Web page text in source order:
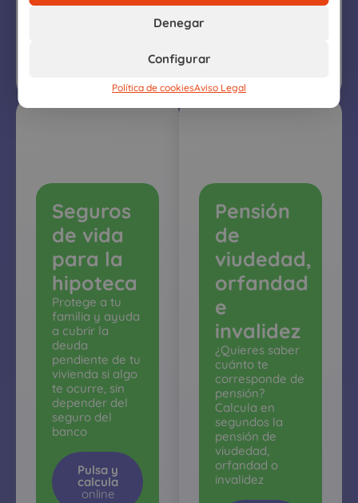
Denegar
Configurar
Política de cookiesAviso Legal
calcula
Seguros
de vida
para la
hipoteca
Protege a tu
familia y ayuda
a cubrir la
deuda
pendiente de tu
vivienda si algo
te ocurre, sin
depender del
seguro del
banco
Pulsa y
calcula
online
Pensión
de
viudedad,
orfandad
e
invalidez
¿Quieres saber
cuánto te
corresponde de
pensión?
Calcula en
segundos la
pensión de
viudedad,
orfandad o
invalidez